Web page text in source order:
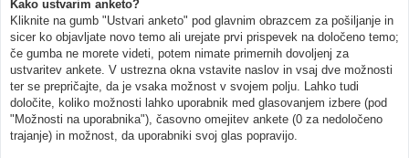
Kako ustvarim anketo?
Kliknite na gumb "Ustvari anketo" pod glavnim obrazcem za pošiljanje in
sicer ko objavljate novo temo ali urejate prvi prispevek na določeno temo;
če gumba ne morete videti, potem nimate primernih dovoljenj za
ustvaritev ankete. V ustrezna okna vstavite naslov in vsaj dve možnosti
ter se prepričajte, da je vsaka možnost v svojem polju. Lahko tudi
določite, koliko možnosti lahko uporabnik med glasovanjem izbere (pod
"Možnosti na uporabnika"), časovno omejitev ankete (0 za nedoločeno
trajanje) in možnost, da uporabniki svoj glas popravijo.